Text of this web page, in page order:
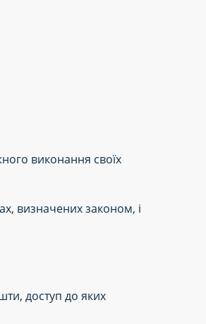
виконання своїх
визначених законом, і
доступ до яких